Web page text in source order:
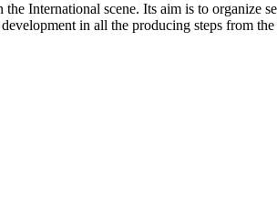
International scene. Its aim is to organize
in all the producing steps from